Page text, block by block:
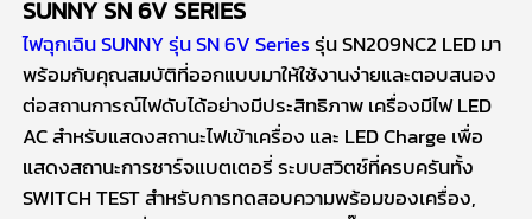
SUNNY SN 6V SERIES
ไฟฉุกเฉิน SUNNYรุ่น SN 6V Series รุ่น SN209NC2 LED มา
พร้อมกับคุณสมบัติที่ออกแบบมาให้ใช้งานง่ายและตอบสนอง
ต่อสถานการณ์ไฟดับได้อย่างมีประสิทธิภาพ เครื่องมีไฟ LED
AC สำหรับแสดงสถานะไฟเข้าเครื่อง และ LED Charge เพื่อ
แสดงสถานะการชาร์จแบตเตอรี่ ระบบสวิตช์ที่ครบครันทั้ง
SWITCH TEST สำหรับการทดสอบความพร้อมของเครื่อง,